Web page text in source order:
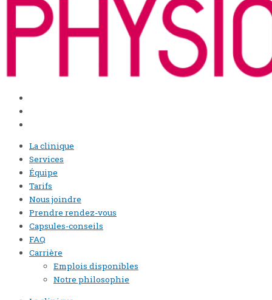
La clinique
Services
Équipe
Tarifs
Nous joindre
Prendre rendez-vous
Capsules-conseils
FAQ
Carrière
Emplois disponibles
Notre philosophie